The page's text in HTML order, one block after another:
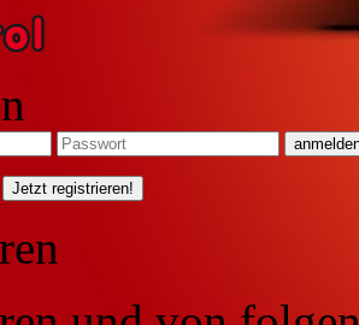
Jetzt registrieren!